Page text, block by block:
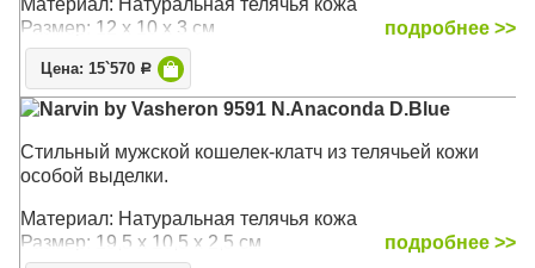
Материал: Натуральная телячья кожа
Размер: 12 х 10 х 3 см
подробнее >>
Цена: 15`570 Р
Narvin by Vasheron 9591 N.Anaconda D.Blue
Стильный мужской кошелек-клатч из телячьей кожи
особой выделки.
Материал: Натуральная телячья кожа
Размер: 19,5 х 10,5 х 2,5 см
подробнее >>